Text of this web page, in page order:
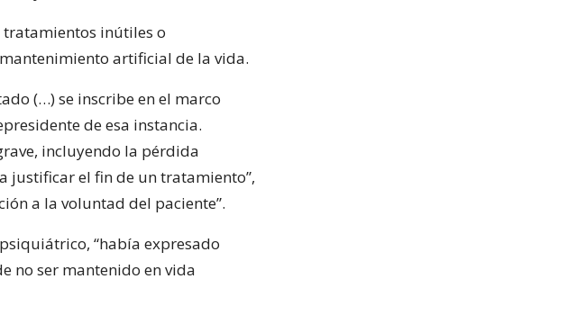
tratamientos inútiles o
artificial de la vida.
(…) se inscribe en el marco
de esa instancia.
incluyendo la pérdida
justificar el fin de un tratamiento”,
a la voluntad del paciente”.
“había expresado
no ser mantenido en vida